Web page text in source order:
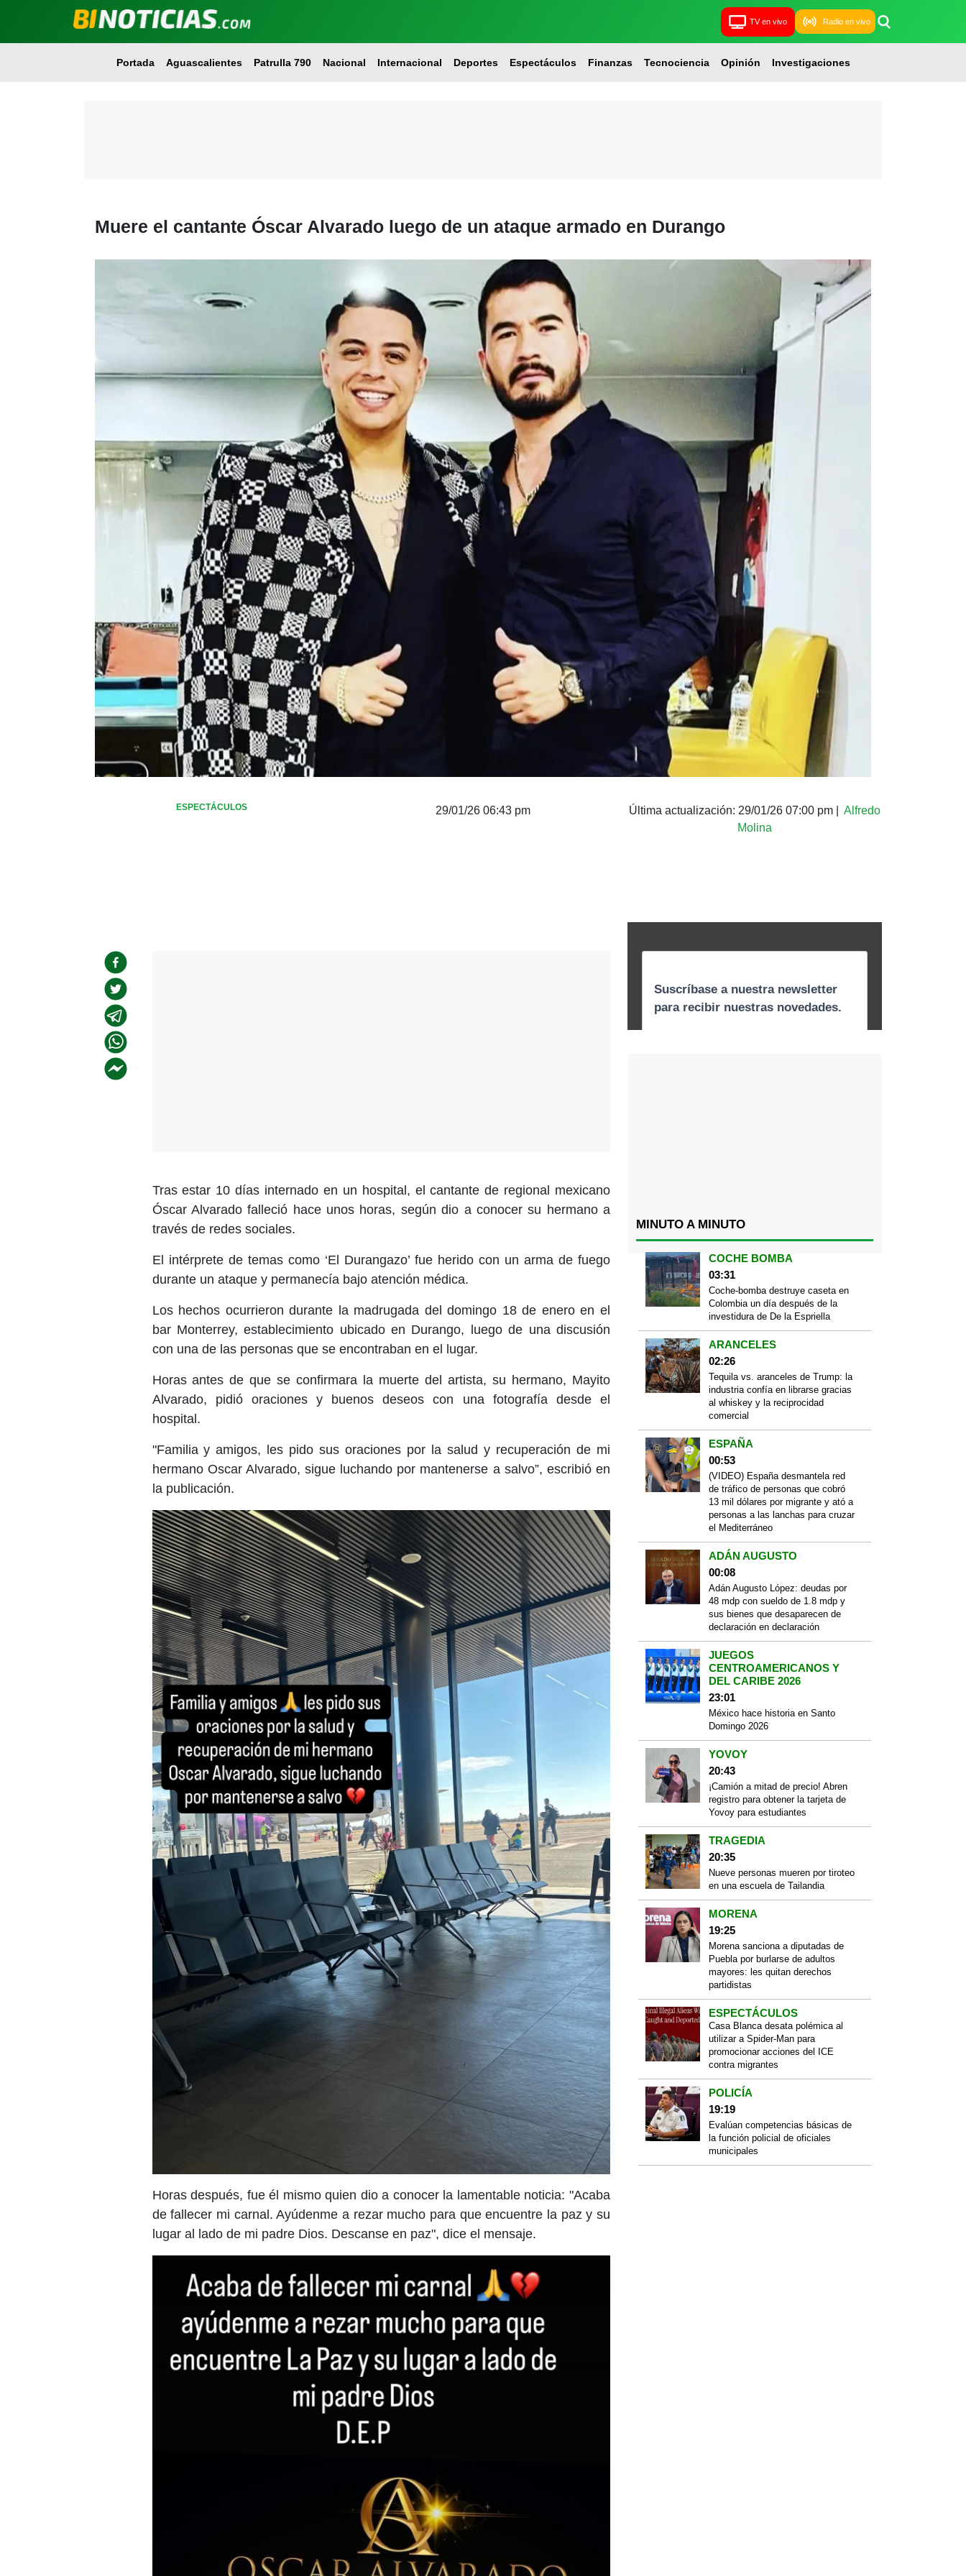
TV en vivo Radio en vivo
Portada Aguascalientes Patrulla 790 Nacional Internacional Deportes Espectáculos Finanzas Tecnociencia Opinión Investigaciones
Muere el cantante Óscar Alvarado luego de un ataque armado en Durango
ESPECTÁCULOS 29/01/26 06:43 pm Última actualización: 29/01/26 07:00 pm
Alfredo
Molina
Tras estar 10 días internado en un hospital, el cantante de regional mexicano
Óscar Alvarado falleció hace unos horas, según dio a conocer su hermano a
través de redes sociales.
El intérprete de temas como ‘El Durangazo’ fue herido con un arma de fuego
durante un ataque y permanecía bajo atención médica.
Los hechos ocurrieron durante la madrugada del domingo 18 de enero en el
bar Monterrey, establecimiento ubicado en Durango, luego de una discusión
con una de las personas que se encontraban en el lugar.
Horas antes de que se confirmara la muerte del artista, su hermano, Mayito
Alvarado, pidió oraciones y buenos deseos con una fotografía desde el
hospital.
"Familia y amigos, les pido sus oraciones por la salud y recuperación de mi
hermano Oscar Alvarado, sigue luchando por mantenerse a salvo”, escribió en
la publicación.
Horas después, fue él mismo quien dio a conocer la lamentable noticia: "Acaba
de fallecer mi carnal. Ayúdenme a rezar mucho para que encuentre la paz y su
lugar al lado de mi padre Dios. Descanse en paz", dice el mensaje.
MINUTO A MINUTO
COCHE BOMBA
03:31
Coche-bomba destruye caseta en
Colombia un día después de la
investidura de De la Espriella
ARANCELES
02:26
Tequila vs. aranceles de Trump: la
industria confía en librarse gracias
al whiskey y la reciprocidad
comercial
ESPAÑA
00:53
(VIDEO) España desmantela red
de tráfico de personas que cobró
13 mil dólares por migrante y ató a
personas a las lanchas para cruzar
el Mediterráneo
ADÁN AUGUSTO
00:08
Adán Augusto López: deudas por
48 mdp con sueldo de 1.8 mdp y
sus bienes que desaparecen de
declaración en declaración
JUEGOS
CENTROAMERICANOS Y
DEL CARIBE 2026
23:01
México hace historia en Santo
Domingo 2026
YOVOY
20:43
¡Camión a mitad de precio! Abren
registro para obtener la tarjeta de
Yovoy para estudiantes
TRAGEDIA
20:35
Nueve personas mueren por tiroteo
en una escuela de Tailandia
MORENA
19:25
Morena sanciona a diputadas de
Puebla por burlarse de adultos
mayores: les quitan derechos
partidistas
ESPECTÁCULOS
Casa Blanca desata polémica al
utilizar a Spider-Man para
promocionar acciones del ICE
contra migrantes
POLICÍA
19:19
Evalúan competencias básicas de
la función policial de oficiales
municipales